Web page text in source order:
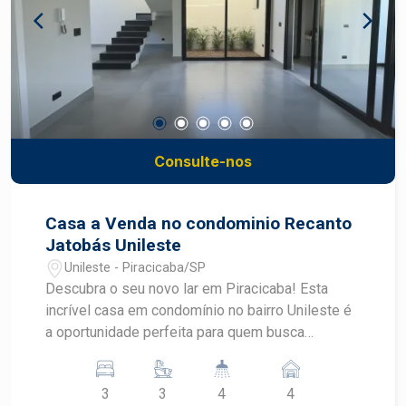
Consulte-nos
Casa a Venda no condominio Recanto
Jatobás Unileste
Unileste - Piracicaba/SP
Descubra o seu novo lar em Piracicaba! Esta
incrível casa em condomínio no bairro Unileste é
a oportunidade perfeita para quem busca
Características do Imóvel: - Dormitórios: 3
amplos dormitórios, proporcionando espaço e
3 3 4 4